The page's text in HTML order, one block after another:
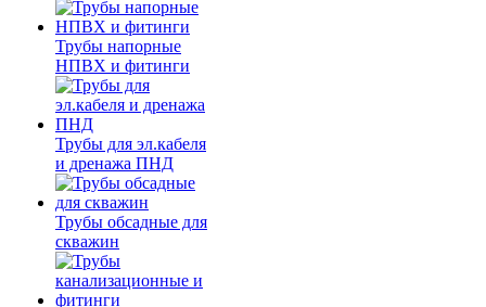
Трубы напорные
НПВХ и фитинги
Трубы для эл.кабеля
и дренажа ПНД
Трубы обсадные для
скважин